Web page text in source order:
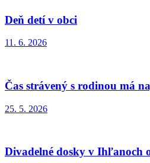
Deň detí v obci
11. 6. 2026
Čas strávený s rodinou má
25. 5. 2026
Divadelné dosky v Ihľanoch